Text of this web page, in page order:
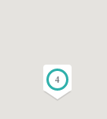
4